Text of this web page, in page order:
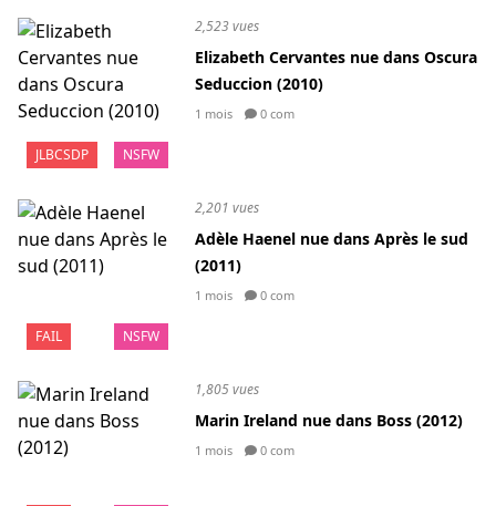
JLBCSDP NSFW
2,523 vues
Elizabeth Cervantes nue dans Oscura
Seduccion (2010)
1 mois 0 com
FAIL NSFW
2,201 vues
Adèle Haenel nue dans Après le sud
(2011)
1 mois 0 com
1,805 vues
Marin Ireland nue dans Boss (2012)
1 mois 0 com